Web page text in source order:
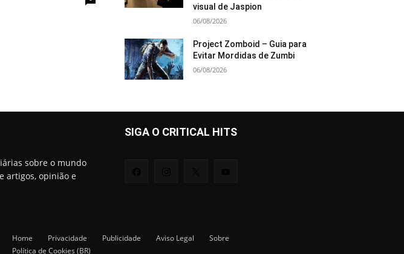
visual de Jaspion
06/08/2026
Project Zomboid – Guia para
Evitar Mordidas de Zumbi
06/08/2026
sobre o mundo
artigos, opinião e
SIGA O CRITICAL HITS
Home Privacidade Publicidade Aviso Legal
Sobre
Política de Cookies (BR)